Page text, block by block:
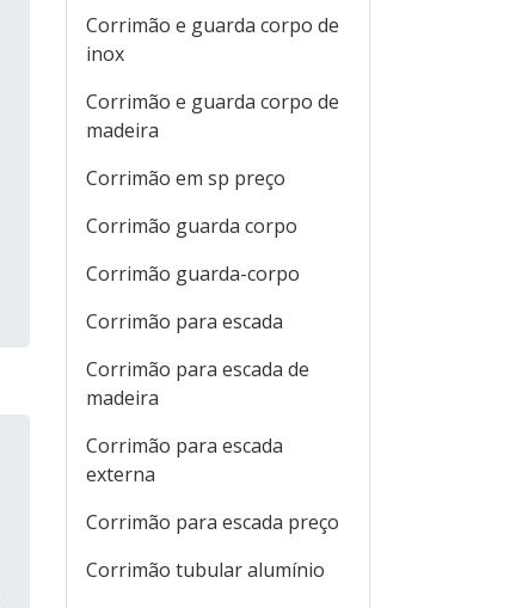
Corrimão e guarda corpo de
inox
Corrimão e guarda corpo de
madeira
Corrimão em sp preço
Corrimão guarda corpo
Corrimão guarda-corpo
Corrimão para escada
Corrimão para escada de
madeira
Corrimão para escada
externa
Corrimão para escada preço
Corrimão tubular alumínio